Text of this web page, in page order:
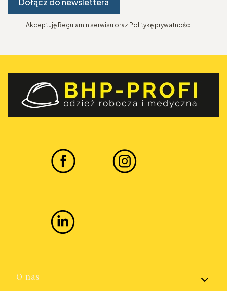
Akceptuję Regulamin serwisu oraz Politykę prywatności.
Linki w stopce
O nas